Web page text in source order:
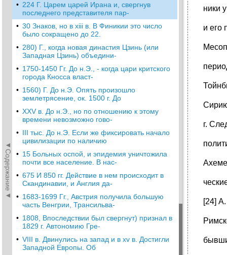
◄Содержание◄
• 224 Г. Царем царей Ирана и, свергнув
последнего представителя пар-
• 30 Знаков, но в хiii в. В Финикии это число
было сокращено до 22.
• 280) Г., когда новая династия Цзинь (или
Западная Цзинь) объедини-
• 1750-1450 Гг. До н.Э., - когда цари критского
города Кносса власт-
• 1560) Г. До н.Э. Опять произошло
землетрясение, ок. 1500 г. До
• XXV в. До н.Э., но по отношению к этому
времени невозможно гово-
• III тыс. До н.Э. Если же фиксировать начало
цивилизации по наличию
• 15 Больных оспой, и эпидемия уничтожила
почти все население. В нас-
• 675 И 850 гг. Действие в нем происходит в
Скандинавии, и Англия да-
• 1683-1699 Гг., Австрия получила большую
часть Венгрии, Трансильва-
• 1808, Впоследствии был свергнут) признал в
1829 г. Автономию Гре-
• VIII в. Двинулись на запад и в хv в. Достигли
Западной Европы. Об
ники
и его
г.
[24]